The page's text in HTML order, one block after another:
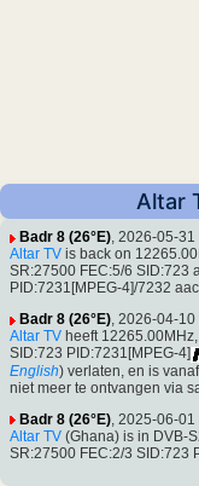
Altar
Badr 8 (26°E), 2026-05-31
Altar TV is back on
SR:27500 FEC:5/6 SID:723
PID:7231[MPEG-4]/7232
Badr 8 (26°E), 2026-04-10
Altar TV heeft
SID:723 PID:7231[MPEG-4]
English) verlaten, en is
niet meer te ontvangen via
Badr 8 (26°E) , 2025-06-01
Altar TV (Ghana) is in DVB-
SR:27500 FEC:2/3 SID:723